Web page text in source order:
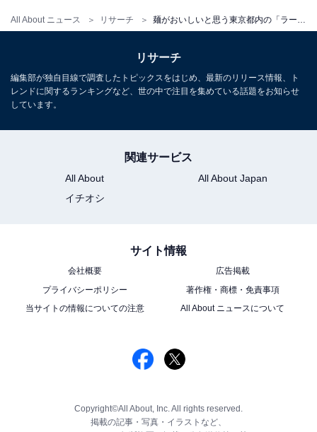
All About ニュース リサーチ 麺がおいしいと思う東京都内の「ラーメン二郎」ランキング！ 2位「池袋東口店」、1位は？
リサーチ
編集部が独自目線で調査したトピックスをはじめ、最新のリリース情報、ト
レンドに関するランキングなど、世の中で注目を集めている話題をお知らせ
しています。
関連サービス
All About
All About Japan
イチオシ
サイト情報
会社概要
広告掲載
プライバシーポリシー
著作権・商標・免責事項
当サイトの情報についての注意
All About ニュースについて
Copyright©All About, Inc. All rights reserved.
掲載の記事・写真・イラストなど、